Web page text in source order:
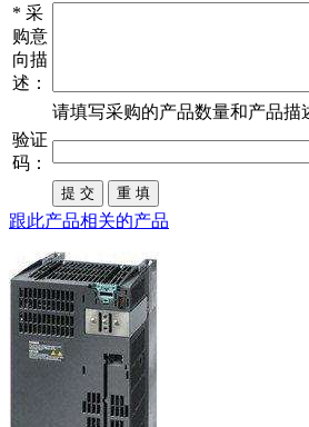
* 采
购意
向描
述：
请填写采购的产品数量和产品描
验证
码：
跟此产品相关的产品